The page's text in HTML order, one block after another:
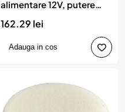
alimentare 12V, putere
162.29 lei
Adauga in cos